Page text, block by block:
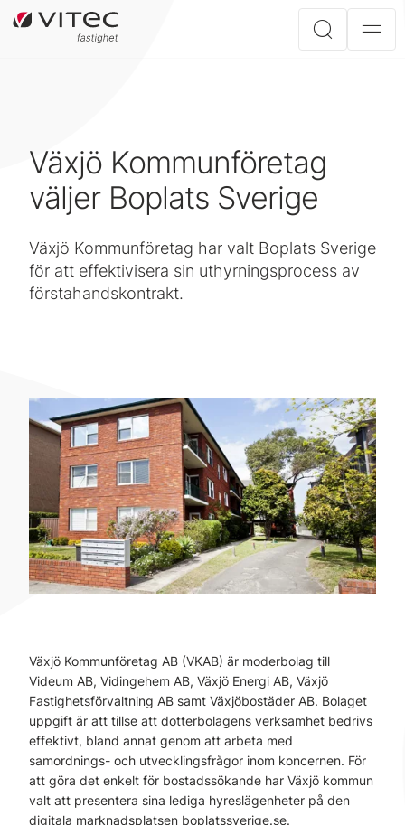
Växjö Kommunföretag
väljer Boplats Sverige
Växjö Kommunföretag har valt Boplats Sverige
för att effektivisera sin uthyrningsprocess av
förstahandskontrakt.
Växjö Kommunföretag AB (VKAB) är moderbolag till
Videum AB, Vidingehem AB, Växjö Energi AB, Växjö
Fastighetsförvaltning AB samt Växjöbostäder AB. Bolaget
uppgift är att tillse att dotterbolagens verksamhet bedrivs
effektivt, bland annat genom att arbeta med
samordnings- och utvecklingsfrågor inom koncernen. För
att göra det enkelt för bostadssökande har Växjö kommun
valt att presentera sina lediga hyreslägenheter på den
digitala marknadsplatsen boplatssverige.se.